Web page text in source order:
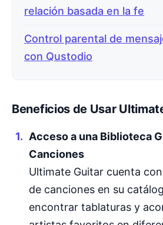
relación basada en la fe
Control parental de
con Qustodio
Beneficios de Usar
Acceso a una Biblioteca
Canciones
Ultimate Guitar cuenta
de canciones en su
encontrar tablaturas y